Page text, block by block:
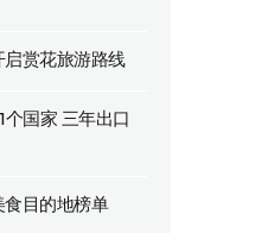
赏花旅游路线
国家 三年出口
目的地榜单